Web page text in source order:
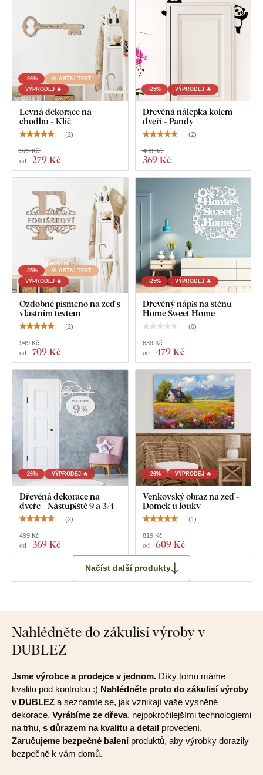
Deska splňuje evropský emisní standard E1– je bezpečná a
vhodná do interiéru
(včetně dětského pokoje).
Co najdete v balení?
Dřevěná ozdoba na dveře s nápisem Vítejte
-26%
VLASTNÍ TEXT
VÝPRODEJ 🔥
Levná dekorace na
chodbu - Klíč
(2)
od 279 Kč
379 Kč
-25% VÝPRODEJ 🔥
Dřevěná nálepka kolem
dveří - Pandy
(2)
369 Kč
489 Kč
-25%
VLASTNÍ TEXT
VÝPRODEJ 🔥
Ozdobné písmeno na zeď s
vlastním textem
(2)
od 709 Kč
949 Kč
-25% VÝPRODEJ 🔥
Dřevěný nápis na stěnu -
Home Sweet Home
(0)
od 479 Kč
639 Kč
-26% VÝPRODEJ 🔥
Dřevěná dekorace na
dveře - Nástupiště 9 a 3/4
(2)
od 369 Kč
499 Kč
-26% VÝPRODEJ 🔥
Venkovský obraz na zeď -
Domek u louky
(1)
od 609 Kč
819 Kč
Načíst další produkty
Nahlédněte do zákulisí výroby v
DUBLEZ
Jsme výrobce a prodejce v jednom. Díky tomu máme
kvalitu pod kontrolou :) Nahlédněte proto do zákulisí výroby
v DUBLEZ a seznamte se, jak vznikají vaše vysněné
dekorace. Vyrábíme ze dřeva, nejpokročilejšími technologiemi
na trhu, s důrazem na kvalitu a detail provedení.
Zaručujeme bezpečné baleníproduktů, aby výrobky dorazily
bezpečně k vám domů.